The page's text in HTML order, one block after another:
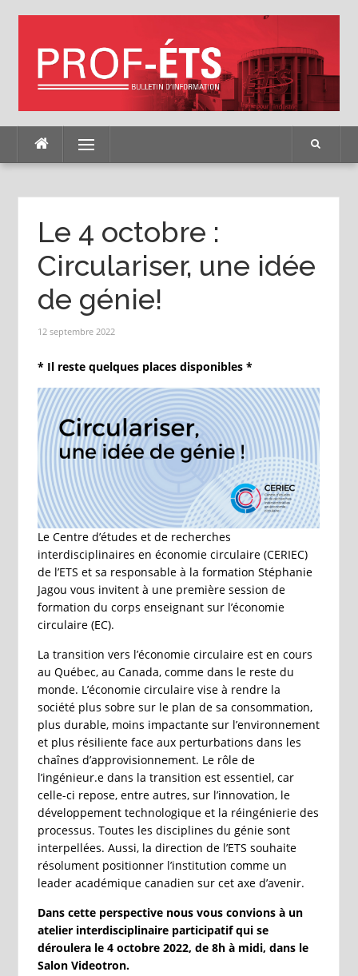
Menu
Le 4 octobre :
Circulariser, une idée
de génie!
12 septembre 2022
* Il reste quelques places disponibles *
Le Centre d’études et de recherches
interdisciplinaires en économie circulaire (CERIEC)
de l’ETS et sa responsable à la formation Stéphanie
Jagou vous invitent à une première session de
formation du corps enseignant sur l’économie
circulaire (EC).
La transition vers l’économie circulaire est en cours
au Québec, au Canada, comme dans le reste du
monde. L’économie circulaire vise à rendre la
société plus sobre sur le plan de sa consommation,
plus durable, moins impactante sur l’environnement
et plus résiliente face aux perturbations dans les
chaînes d’approvisionnement. Le rôle de
l’ingénieur.e dans la transition est essentiel, car
celle-ci repose, entre autres, sur l’innovation, le
développement technologique et la réingénierie des
processus. Toutes les disciplines du génie sont
interpellées. Aussi, la direction de l’ETS souhaite
résolument positionner l’institution comme un
leader académique canadien sur cet axe d’avenir.
Dans cette perspective nous vous convions à un
atelier interdisciplinaire participatif qui se
déroulera le 4 octobre 2022, de 8h à midi, dans le
Salon Videotron.